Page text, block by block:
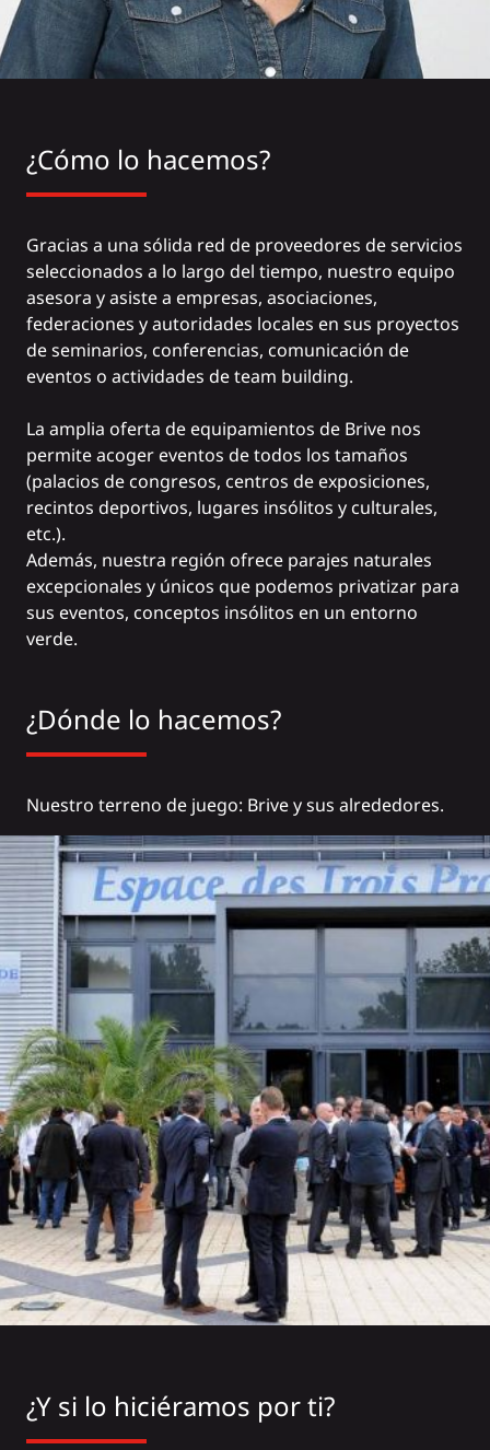
¿Cómo lo hacemos?
Gracias a una sólida red de proveedores de servicios
seleccionados a lo largo del tiempo, nuestro equipo
asesora y asiste a empresas, asociaciones,
federaciones y autoridades locales en sus proyectos
de seminarios, conferencias, comunicación de
eventos o actividades de team building.
La amplia oferta de equipamientos de Brive nos
permite acoger eventos de todos los tamaños
(palacios de congresos, centros de exposiciones,
recintos deportivos, lugares insólitos y culturales,
etc.).
Además, nuestra región ofrece parajes naturales
excepcionales y únicos que podemos privatizar para
sus eventos, conceptos insólitos en un entorno
verde.
¿Dónde lo hacemos?
Nuestro terreno de juego: Brive y sus alrededores.
¿Y si lo hiciéramos por ti?